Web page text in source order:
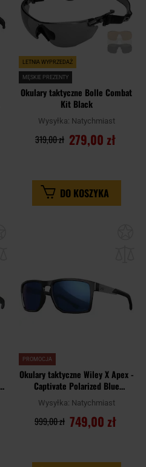
LETNIA WYPRZEDAŻ
MĘSKIE PREZENTY
Okulary taktyczne Bolle Combat
Kit Black
Wysyłka: Natychmiast
279,00 zł
319,00 zł
DO KOSZYKA
PROMOCJA
Okulary taktyczne Wiley X Apex -
Captivate Polarized Blue
Mirror/Gloss Black
Wysyłka: Natychmiast
749,00 zł
999,00 zł